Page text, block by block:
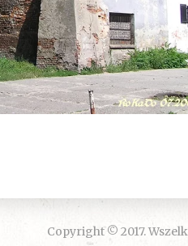
Copyright © 2017.